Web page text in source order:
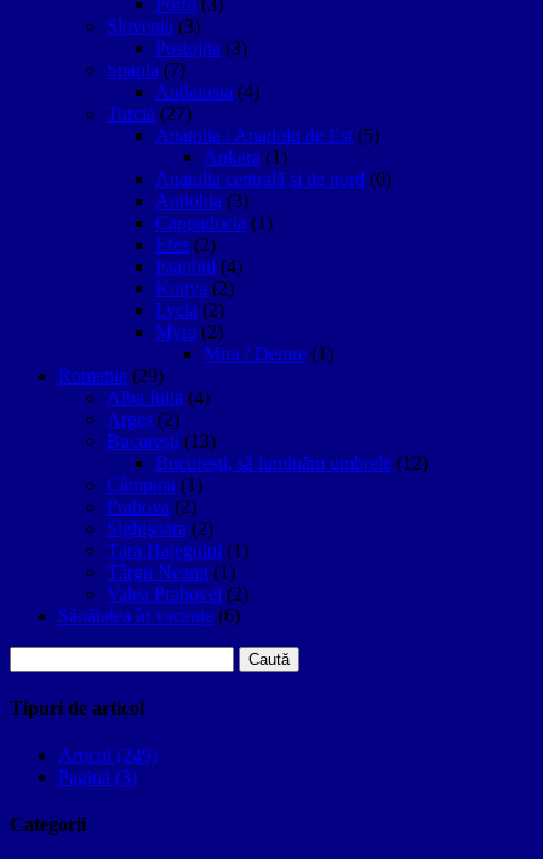
Slovenia (3)
Postojna (3)
Spania (7)
Andalusia (4)
Turcia (27)
Anatolia / Anadolu de Est (5)
Ankara (1)
Anatolia centrală și de nord (6)
Antiohia (3)
Cappadocia (1)
Efes (2)
Istanbul (4)
Konya (2)
Lycia (2)
Myra (2)
Mira / Demre (1)
Romania (29)
Alba Iulia (4)
Argeș (2)
București (13)
București, să luminăm umbrele (12)
Câmpina (1)
Prahova (2)
Sighişoara (2)
Țara Hațegului (1)
Târgu Neamţ (1)
Valea Prahovei (2)
Sănătatea în vacanțe (6)
după:
Tipuri de articol
Articol (249)
Pagină (3)
Categorii